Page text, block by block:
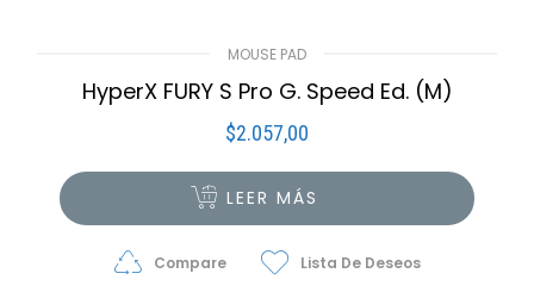
MOUSE PAD
HyperX FURY S Pro G. Speed Ed. (M)
$2.057,00
LEER MÁS
Compare Lista De Deseos